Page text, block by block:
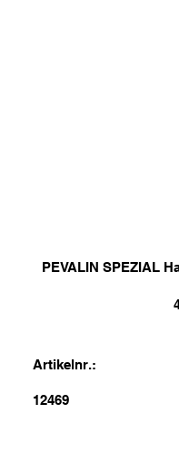
PEVALIN SPEZIAL
Artikelnr.:
12469